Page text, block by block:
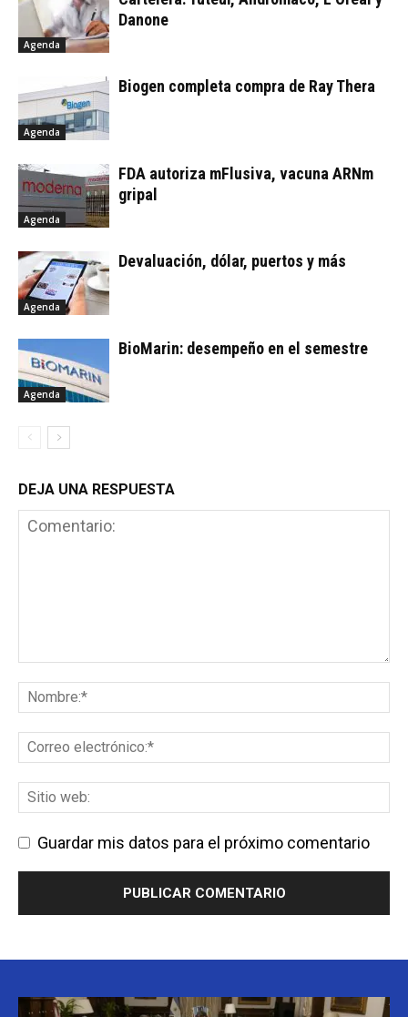
Agenda
Danone
Agenda
Biogen completa compra de Ray Thera
Agenda
FDA autoriza mFlusiva, vacuna ARNm
gripal
Agenda
Devaluación, dólar, puertos y más
Agenda
BioMarin: desempeño en el semestre
DEJA UNA RESPUESTA
Guardar mis datos para el próximo comentario